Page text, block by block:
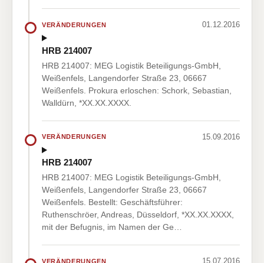
VERÄNDERUNGEN 01.12.2016
HRB 214007
HRB 214007: MEG Logistik Beteiligungs-GmbH,
Weißenfels, Langendorfer Straße 23, 06667
Weißenfels. Prokura erloschen: Schork, Sebastian,
Walldürn, *XX.XX.XXXX.
VERÄNDERUNGEN 15.09.2016
HRB 214007
HRB 214007: MEG Logistik Beteiligungs-GmbH,
Weißenfels, Langendorfer Straße 23, 06667
Weißenfels. Bestellt: Geschäftsführer:
Ruthenschröer, Andreas, Düsseldorf, *XX.XX.XXXX,
mit der Befugnis, im Namen der Ge…
VERÄNDERUNGEN 15.07.2016